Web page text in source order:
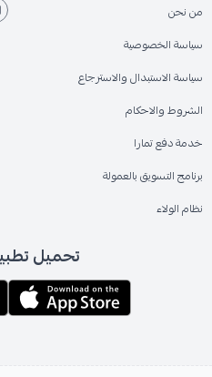
من نحن
سياسة الخصوصية
سياسة الاستبدال والاسترجاع
الشروط والاحكام
خدمة دفع تمارا
برنامج التسويق بالعمولة
نظام الولاء
تحميل